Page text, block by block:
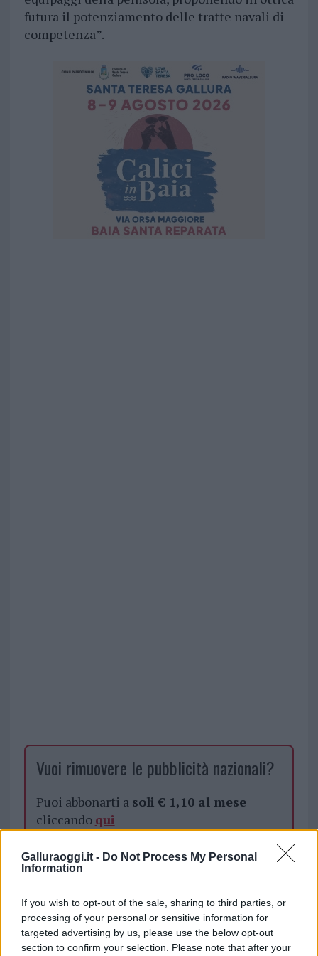
Galluraoggi.it - Do Not Process My Personal
Information
If you wish to opt-out of the sale, sharing to third parties, or
processing of your personal or sensitive information for
targeted advertising by us, please use the below opt-out
section to confirm your selection. Please note that after your
futura il potenziamento delle tratte navali di
competenza”.
Vuoi rimuovere le pubblicità nazionali?
Puoi abbonarti a soli € 1,10 al mese
cliccando qui
Sei già abbonato?
Puoi effettuare l'accesso andando nella
sezioneLogindal menù del sito o
cliccandoqui